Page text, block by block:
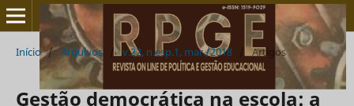
Início / Arquivos / v.22, n.esp.1, mar./2018 / Artigos
Gestão democrática na escola: a